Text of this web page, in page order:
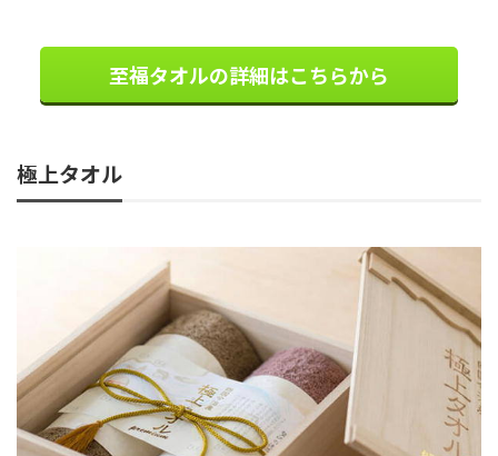
至福タオルの詳細はこちらから
極上タオル